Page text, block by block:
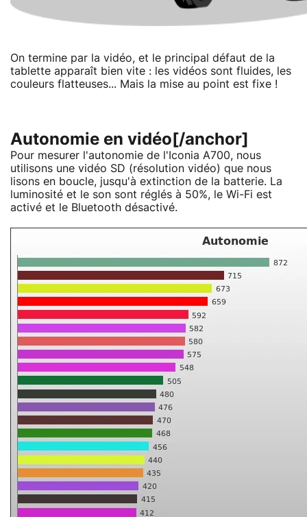
On termine par la vidéo, et le principal défaut de la
tablette apparaît bien vite : les vidéos sont fluides, les
couleurs flatteuses... Mais la mise au point est fixe !
Autonomie en vidéo[/anchor]
Pour mesurer l'autonomie de l'Iconia A700, nous
utilisons une vidéo SD (résolution vidéo) que nous
lisons en boucle, jusqu'à extinction de la batterie. La
luminosité et le son sont réglés à 50%, le Wi-Fi est
activé et le Bluetooth désactivé.